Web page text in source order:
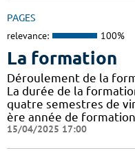
PAGES
relevance: 100%
La formation
Déroulement de la
La durée de la
quatre semestres de
ère année de
15/04/2025 17:00